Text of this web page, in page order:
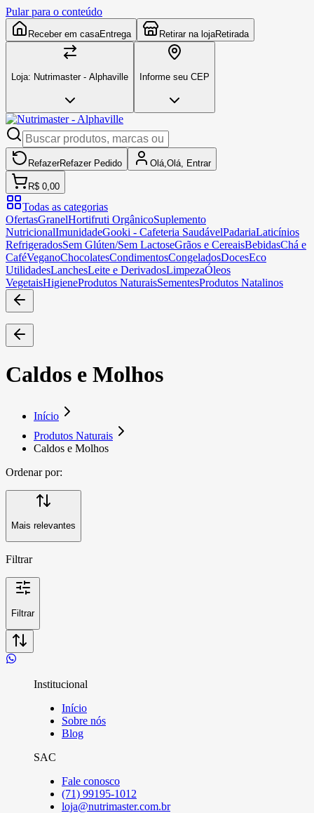
Pular para o conteúdo
Receber em casaEntrega Retirar na lojaRetirada
Loja: Nutrimaster - Alphaville Informe seu CEP
RefazerRefazer Pedido Olá, Olá, Entrar
R$ 0,00
Todas as categorias
OfertasGranelHortifruti OrgânicoSuplemento
NutricionalImunidadeGooki - Cafeteria SaudávelPadariaLaticínios
RefrigeradosSem Glúten/Sem LactoseGrãos e CereaisBebidasChá e
CaféVeganoChocolatesCondimentosCongeladosDocesEco
UtilidadesLanchesLeite e DerivadosLimpezaÓleos
VegetaisHigieneProdutos NaturaisSementesProdutos Natalinos
Caldos e Molhos
Início
Produtos Naturais
Caldos e Molhos
Ordenar por:
Mais relevantes
Filtrar
Filtrar
Institucional
Início
Sobre nós
Blog
SAC
Fale conosco
(71) 99195-1012
loja@nutrimaster.com.br